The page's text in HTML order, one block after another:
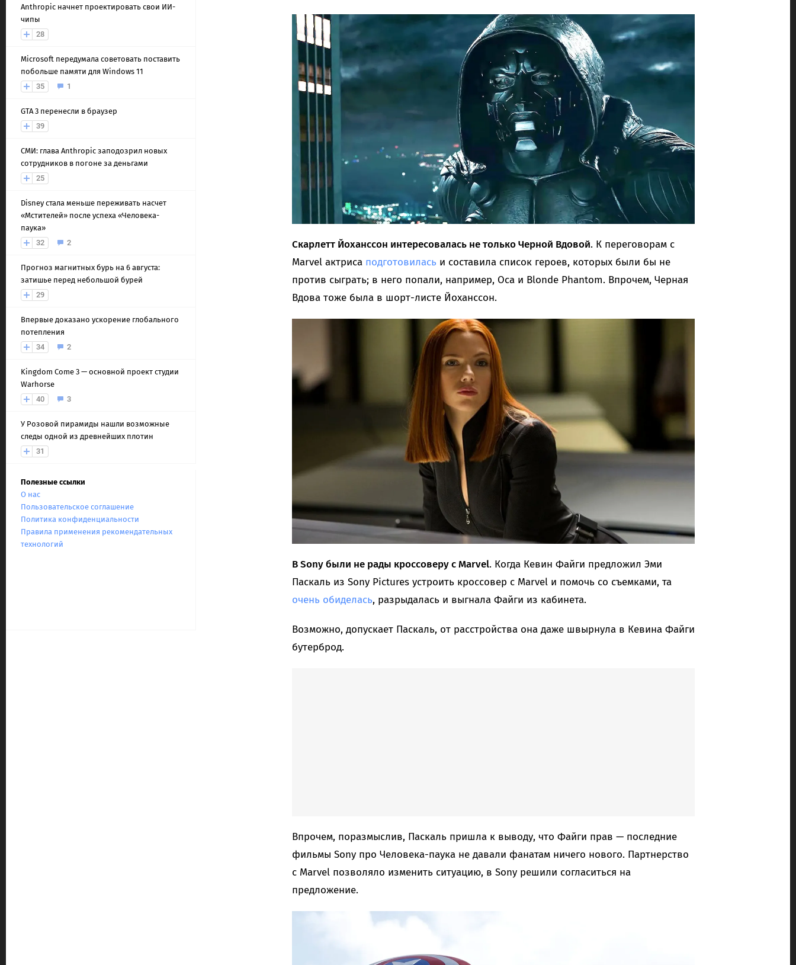
Anthropic начнет проектировать свои ИИ-
чипы
28
Microsoft передумала советовать поставить
побольше памяти для Windows 11
35
1
GTA 3 перенесли в браузер
39
СМИ: глава Anthropic заподозрил новых
сотрудников в погоне за деньгами
25
Disney стала меньше переживать насчет
«Мстителей» после успеха «Человека-
паука»
32
2
Прогноз магнитных бурь на 6 августа:
затишье перед небольшой бурей
29
Впервые доказано ускорение глобального
потепления
34
2
Kingdom Come 3 — основной проект студии
Warhorse
40
3
У Розовой пирамиды нашли возможные
следы одной из древнейших плотин
31
Полезные ссылки
О нас
Пользовательское соглашение
Политика конфиденциальности
Правила применения рекомендательных
технологий
Скарлетт Йоханссон интересовалась не только Черной Вдовой. К переговорам с
Marvel актриса подготовилась и составила список героев, которых были бы не
против сыграть; в него попали, например, Оса и Blonde Phantom. Впрочем, Черная
Вдова тоже была в шорт-листе Йоханссон.
В Sony были не рады кроссоверу с Marvel. Когда Кевин Файги предложил Эми
Паскаль из Sony Pictures устроить кроссовер с Marvel и помочь со съемками, та
очень обиделась, разрыдалась и выгнала Файги из кабинета.
Возможно, допускает Паскаль, от расстройства она даже швырнула в Кевина Файги
бутерброд.
Впрочем, поразмыслив, Паскаль пришла к выводу, что Файги прав — последние
фильмы Sony про Человека-паука не давали фанатам ничего нового. Партнерство
с Marvel позволяло изменить ситуацию, в Sony решили согласиться на
предложение.